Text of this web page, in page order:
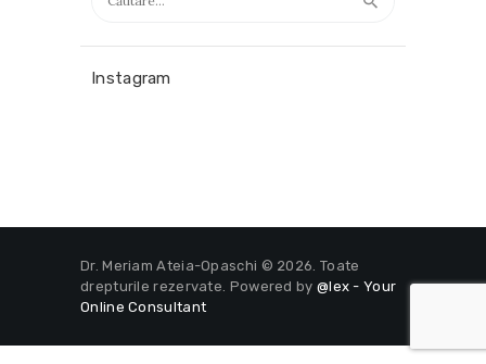
după:
Instagram
Dr. Meriam Ateia-Opaschi © 2026. Toate
drepturile rezervate. Powered by @lex - Your
Online Consultant